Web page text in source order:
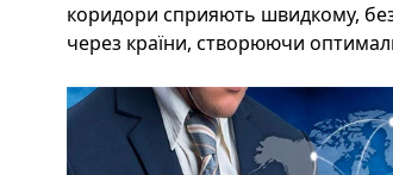
коридори сприяють швидкому,
через країни, створюючи